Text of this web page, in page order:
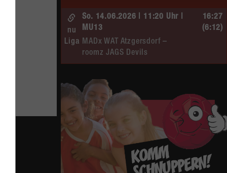
So. 14.06.2026 | 11:20 Uhr |
MU13
MADx WAT Atzgersdorf –
roomz JAGS Devils
nu
Liga
16:27
(6:12)
ÖMS WU12 HF
SC HIT/UHC Absam –
MADx WAT Atzgersdorf
Liga
Sa. 13.06.2026 | 19:05 Uhr |
WU12
MADx WAT Atzgersdorf –
HIB Handball Graz
nu
30:19
(16:7)